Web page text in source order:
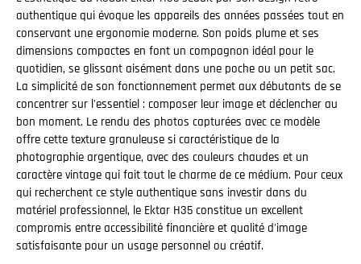
authentique qui évoque les appareils des années passées tout en
conservant une ergonomie moderne. Son poids plume et ses
dimensions compactes en font un compagnon idéal pour le
quotidien, se glissant aisément dans une poche ou un petit sac.
La simplicité de son fonctionnement permet aux débutants de se
concentrer sur l'essentiel : composer leur image et déclencher au
bon moment. Le rendu des photos capturées avec ce modèle
offre cette texture granuleuse si caractéristique de la
photographie argentique, avec des couleurs chaudes et un
caractère vintage qui fait tout le charme de ce médium. Pour ceux
qui recherchent ce style authentique sans investir dans du
matériel professionnel, le Ektar H35 constitue un excellent
compromis entre accessibilité financière et qualité d'image
satisfaisante pour un usage personnel ou créatif.